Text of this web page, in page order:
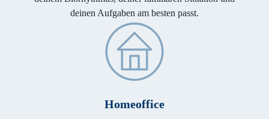
deinen Aufgaben am besten passt.
Homeoffice